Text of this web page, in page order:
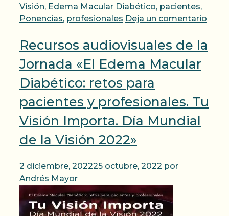
Visión, Edema Macular Diabético, pacientes,
Ponencias, profesionales Deja un comentario
Recursos audiovisuales de la
Jornada «El Edema Macular
Diabético: retos para
pacientes y profesionales. Tu
Visión Importa. Día Mundial
de la Visión 2022»
2 diciembre, 202225 octubre, 2022 por
Andrés Mayor